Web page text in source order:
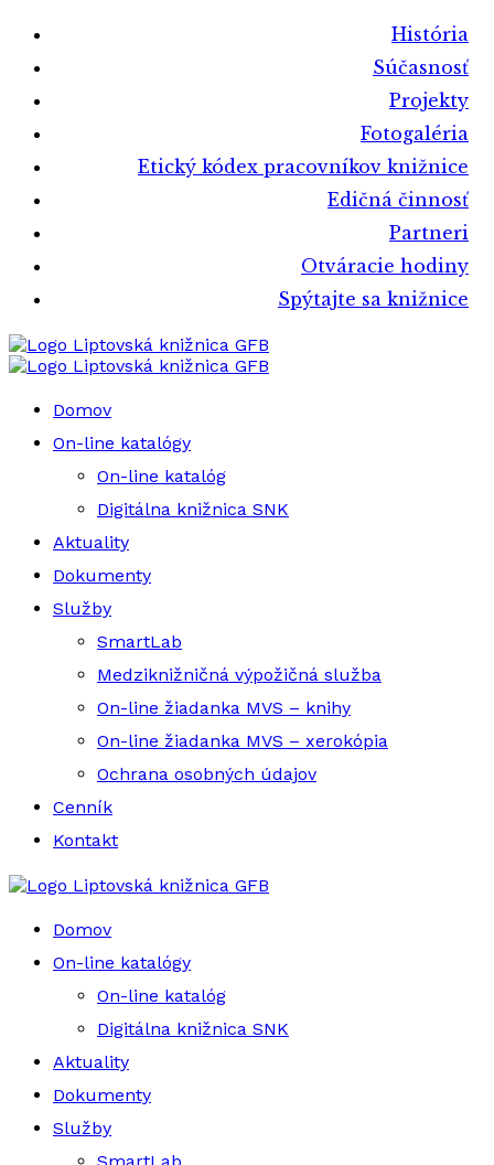
História
Súčasnosť
Projekty
Fotogaléria
Etický kódex pracovníkov knižnice
Edičná činnosť
Partneri
Otváracie hodiny
Spýtajte sa knižnice
Liptovská knižnica GFB
Liptovská knižnica GFB
Domov
On-line katalógy
On-line katalóg
Digitálna knižnica SNK
Aktuality
Dokumenty
Služby
SmartLab
Medziknižničná výpožičná služba
On-line žiadanka MVS – knihy
On-line žiadanka MVS – xerokópia
Ochrana osobných údajov
Cenník
Kontakt
Liptovská knižnica GFB
Domov
On-line katalógy
On-line katalóg
Digitálna knižnica SNK
Aktuality
Dokumenty
Služby